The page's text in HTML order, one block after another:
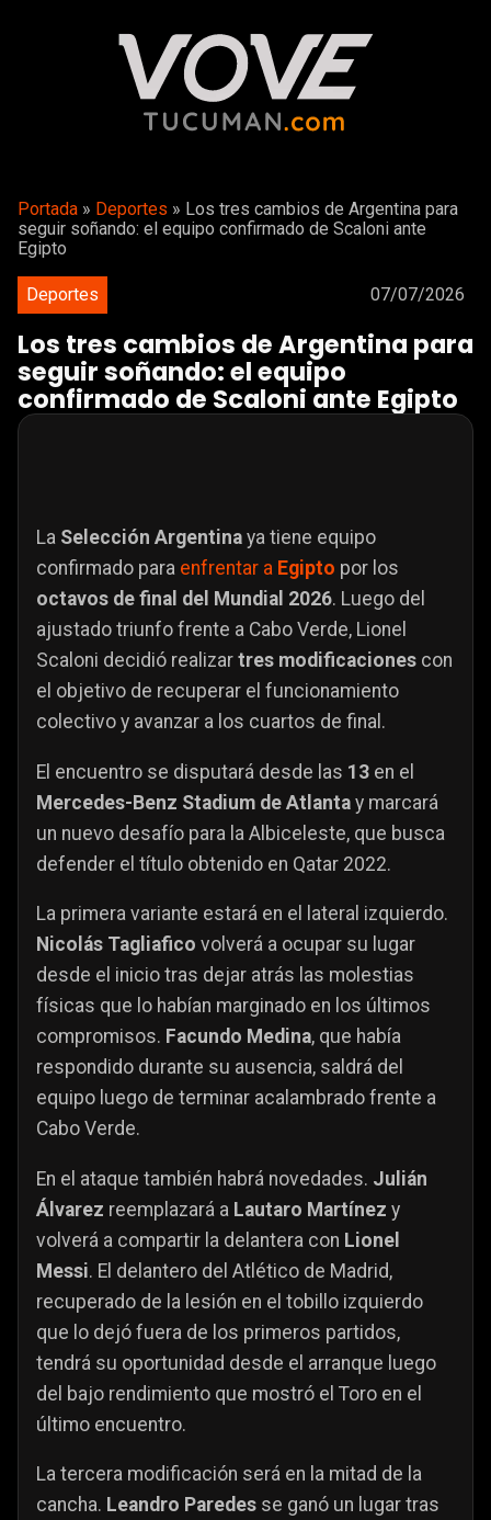
Portada » Deportes » Los tres cambios de Argentina para
seguir soñando: el equipo confirmado de Scaloni ante
Egipto
Deportes 07/07/2026
Los tres cambios de Argentina para
seguir soñando: el equipo
confirmado de Scaloni ante Egipto
La Selección Argentina ya tiene equipo
confirmado para enfrentar a Egipto por los
octavos de final del Mundial 2026. Luego del
ajustado triunfo frente a Cabo Verde, Lionel
Scaloni decidió realizar tres modificaciones con
el objetivo de recuperar el funcionamiento
colectivo y avanzar a los cuartos de final.
El encuentro se disputará desde las 13 en el
Mercedes-Benz Stadium de Atlanta y marcará
un nuevo desafío para la Albiceleste, que busca
defender el título obtenido en Qatar 2022.
La primera variante estará en el lateral izquierdo.
Nicolás Tagliafico volverá a ocupar su lugar
desde el inicio tras dejar atrás las molestias
físicas que lo habían marginado en los últimos
compromisos. Facundo Medina, que había
respondido durante su ausencia, saldrá del
equipo luego de terminar acalambrado frente a
Cabo Verde.
En el ataque también habrá novedades. Julián
Álvarez reemplazará a Lautaro Martínez y
volverá a compartir la delantera con Lionel
Messi. El delantero del Atlético de Madrid,
recuperado de la lesión en el tobillo izquierdo
que lo dejó fuera de los primeros partidos,
tendrá su oportunidad desde el arranque luego
del bajo rendimiento que mostró el Toro en el
último encuentro.
La tercera modificación será en la mitad de la
cancha. Leandro Paredes se ganó un lugar tras